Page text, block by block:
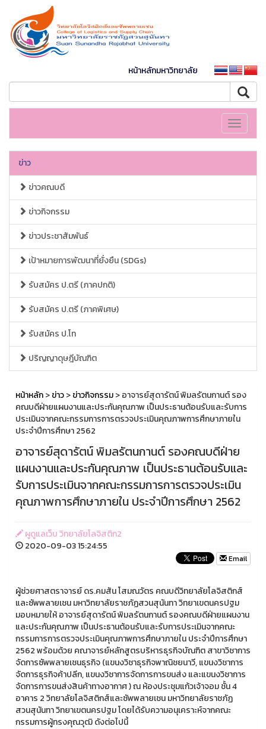
หน้าหลักมหาวิทยาลัย
Toggle
ข่าว
ข่าวคณบดี
ข่าวกิจกรรม
ข่าวประชาสัมพันธ์
เป้าหมายการพัฒนาที่ยั่งยืน (SDGs)
รับสมัคร ป.ตรี (ภาคปกติ)
รับสมัคร ป.ตรี (ภาคพิเศษ)
รับสมัคร ป.โท
ปริญญาดุษฎีบัณฑิต
หน้าหลัก>ข่าว>ข่าวกิจกรรม> อาจารย์สุดารัตน์ พิมลรัตนกานต์ รอง
คณบดีฝ่ายแผนงานและประกันคุณภาพ เป็นประธานต้อนรับและรับการ
ประเมินจากคณะกรรมการการตรวจประเมินคุณภาพการศึกษาภายใน
ประจำปีการศึกษา 2562
อาจารย์สุดารัตน์ พิมลรัตนกานต์ รองคณบดีฝ่าย
แผนงานและประกันคุณภาพ เป็นประธานต้อนรับและ
รับการประเมินจากคณะกรรมการการตรวจประเมิน
คุณภาพการศึกษาภายใน ประจำปีการศึกษา 2562
ผูดูแลเว็บ วิทยาลัยโลจิสติก2
2020-09-03 15:24:55
Email
ผู้ช่วยศาสตราจารย์ ดร.คมสัน โสมณวัตร คณบดีวิทยาลัยโลจิสติกส์
และซัพพลายเชน มหาวิทยาลัยราชภัฏสวนสุนันทา วิทยาเขตนครปฐม
มอบหมายให้ อาจารย์สุดารัตน์ พิมลรัตนกานต์ รองคณบดีฝ่ายแผนงาน
และประกันคุณภาพ เป็นประธานต้อนรับและรับการประเมินจากคณะ
กรรมการการตรวจประเมินคุณภาพการศึกษาภายใน ประจำปีการศึกษา
2562 พร้อมด้วย คณาจารย์หลักสูตรบริหารธุรกิจบัณฑิต สาขาวิชาการ
จัดการซัพพลายเชนธุรกิจ (แขนงวิชาธุรกิจพาณิชยนาวี, แขนงวิชาการ
จัดการธุรกิจค้าปลีก, แขนงวิชาการจัดการการขนส่ง และแขนงวิชาการ
จัดการการขนส่งสินค้าทางอากาศ ) ณ ห้องประชุมแก้วเจ้าจอม ชั้น 4
อาคาร 2 วิทยาลัยโลจิสติกส์และซัพพลายเชน มหาวิทยาลัยราชภัฏ
สวนสุนันทา วิทยาเขตนครปฐม โดยได้รับความอนุเคราะห์จากคณะ
กรรมการผู้ทรงคุณวุฒิ ดังต่อไปนี้